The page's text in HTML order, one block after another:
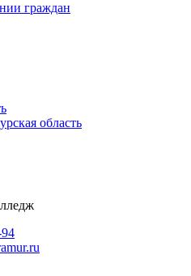
граждан
область